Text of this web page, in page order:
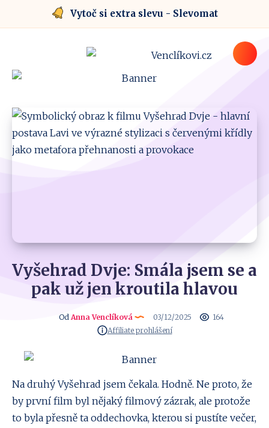
Vytoč si extra slevu - Slevomat
Vyšehrad Dvje: Smála jsem se a
pak už jen kroutila hlavou
Od Anna Venclíková 03/12/2025
164
Affiliate prohlášení
Na druhý Vyšehrad jsem čekala. Hodně. Ne proto, že
by první film byl nějaký filmový zázrak, ale protože
to byla přesně ta oddechovka, kterou si pustíte večer,